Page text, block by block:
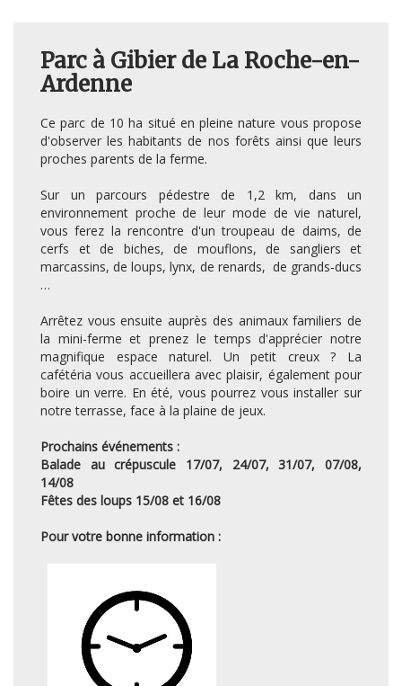
Parc à Gibier de La Roche-en-
Ardenne
Ce parc de 10 ha situé en pleine nature vous propose
d'observer les habitants de nos forêts ainsi que leurs
proches parents de la ferme.
Sur un parcours pédestre de 1,2 km, dans un
environnement proche de leur mode de vie naturel,
vous ferez la rencontre d'un troupeau de daims, de
cerfs et de biches, de mouflons, de sangliers et
marcassins, de loups, lynx, de renards, de grands-ducs
…
Arrêtez vous ensuite auprès des animaux familiers de
la mini-ferme et prenez le temps d'apprécier notre
magnifique espace naturel. Un petit creux ? La
cafétéria vous accueillera avec plaisir, également pour
boire un verre. En été, vous pourrez vous installer sur
notre terrasse, face à la plaine de jeux.
Prochains événements :
Balade au crépuscule 17/07, 24/07, 31/07, 07/08,
14/08
Fêtes des loups 15/08 et 16/08
Pour votre bonne information :